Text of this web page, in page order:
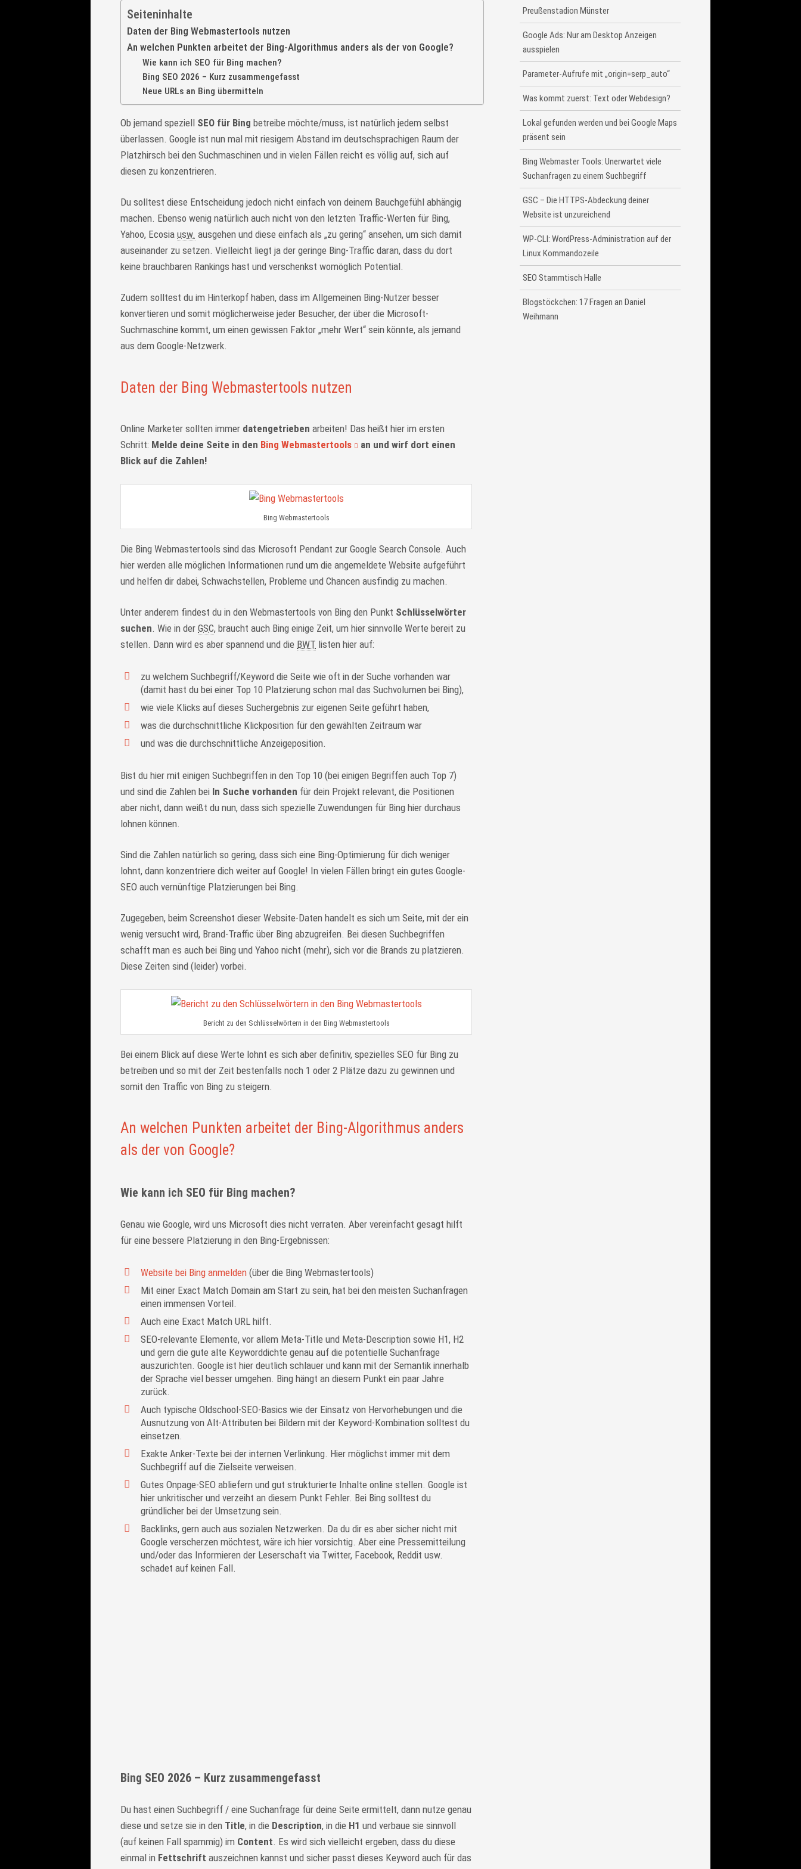
Seiteninhalte
Daten der Bing Webmastertools nutzen
An welchen Punkten arbeitet der Bing-Algorithmus anders als der von Google?
Wie kann ich SEO für Bing machen?
Bing SEO 2026 – Kurz zusammengefasst
Neue URLs an Bing übermitteln
Ob jemand speziell SEO für Bing betreibe möchte/muss, ist natürlich jedem selbst
überlassen. Google ist nun mal mit riesigem Abstand im deutschsprachigen Raum der
Platzhirsch bei den Suchmaschinen und in vielen Fällen reicht es völlig auf, sich auf
diesen zu konzentrieren.
Du solltest diese Entscheidung jedoch nicht einfach von deinem Bauchgefühl abhängig
machen. Ebenso wenig natürlich auch nicht von den letzten Traffic-Werten für Bing,
Yahoo, Ecosia usw. ausgehen und diese einfach als „zu gering“ ansehen, um sich damit
auseinander zu setzen. Vielleicht liegt ja der geringe Bing-Traffic daran, dass du dort
keine brauchbaren Rankings hast und verschenkst womöglich Potential.
Zudem solltest du im Hinterkopf haben, dass im Allgemeinen Bing-Nutzer besser
konvertieren und somit möglicherweise jeder Besucher, der über die Microsoft-
Suchmaschine kommt, um einen gewissen Faktor „mehr Wert“ sein könnte, als jemand
aus dem Google-Netzwerk.
Daten der Bing Webmastertools nutzen
Online Marketer sollten immer datengetrieben arbeiten! Das heißt hier im ersten
Schritt: Melde deine Seite in den Bing Webmastertools
an und wirf dort einen
Blick auf die Zahlen!
Bing Webmastertools
Die Bing Webmastertools sind das Microsoft Pendant zur Google Search Console. Auch
hier werden alle möglichen Informationen rund um die angemeldete Website aufgeführt
und helfen dir dabei, Schwachstellen, Probleme und Chancen ausfindig zu machen.
Unter anderem findest du in den Webmastertools von Bing den Punkt Schlüsselwörter
suchen. Wie in der GSC, braucht auch Bing einige Zeit, um hier sinnvolle Werte bereit zu
stellen. Dann wird es aber spannend und die BWT listen hier auf:
zu welchem Suchbegriff/Keyword die Seite wie oft in der Suche vorhanden war
(damit hast du bei einer Top 10 Platzierung schon mal das Suchvolumen bei Bing),
wie viele Klicks auf dieses Suchergebnis zur eigenen Seite geführt haben,
was die durchschnittliche Klickposition für den gewählten Zeitraum war
und was die durchschnittliche Anzeigeposition.
Bist du hier mit einigen Suchbegriffen in den Top 10 (bei einigen Begriffen auch Top 7)
und sind die Zahlen bei In Suche vorhanden für dein Projekt relevant, die Positionen
aber nicht, dann weißt du nun, dass sich spezielle Zuwendungen für Bing hier durchaus
lohnen können.
Sind die Zahlen natürlich so gering, dass sich eine Bing-Optimierung für dich weniger
lohnt, dann konzentriere dich weiter auf Google! In vielen Fällen bringt ein gutes Google-
SEO auch vernünftige Platzierungen bei Bing.
Zugegeben, beim Screenshot dieser Website-Daten handelt es sich um Seite, mit der ein
wenig versucht wird, Brand-Traffic über Bing abzugreifen. Bei diesen Suchbegriffen
schafft man es auch bei Bing und Yahoo nicht (mehr), sich vor die Brands zu platzieren.
Diese Zeiten sind (leider) vorbei.
Bericht zu den Schlüsselwörtern in den Bing Webmastertools
Bei einem Blick auf diese Werte lohnt es sich aber definitiv, spezielles SEO für Bing zu
betreiben und so mit der Zeit bestenfalls noch 1 oder 2 Plätze dazu zu gewinnen und
somit den Traffic von Bing zu steigern.
An welchen Punkten arbeitet der Bing-Algorithmus anders
als der von Google?
Wie kann ich SEO für Bing machen?
Genau wie Google, wird uns Microsoft dies nicht verraten. Aber vereinfacht gesagt hilft
für eine bessere Platzierung in den Bing-Ergebnissen:
Website bei Bing anmelden (über die Bing Webmastertools)
Mit einer Exact Match Domain am Start zu sein, hat bei den meisten Suchanfragen
einen immensen Vorteil.
Auch eine Exact Match URL hilft.
SEO-relevante Elemente, vor allem Meta-Title und Meta-Description sowie H1, H2
und gern die gute alte Keyworddichte genau auf die potentielle Suchanfrage
auszurichten. Google ist hier deutlich schlauer und kann mit der Semantik innerhalb
der Sprache viel besser umgehen. Bing hängt an diesem Punkt ein paar Jahre
zurück.
Auch typische Oldschool-SEO-Basics wie der Einsatz von Hervorhebungen und die
Ausnutzung von Alt-Attributen bei Bildern mit der Keyword-Kombination solltest du
einsetzen.
Exakte Anker-Texte bei der internen Verlinkung. Hier möglichst immer mit dem
Suchbegriff auf die Zielseite verweisen.
Gutes Onpage-SEO abliefern und gut strukturierte Inhalte online stellen. Google ist
hier unkritischer und verzeiht an diesem Punkt Fehler. Bei Bing solltest du
gründlicher bei der Umsetzung sein.
Backlinks, gern auch aus sozialen Netzwerken. Da du dir es aber sicher nicht mit
Google verscherzen möchtest, wäre ich hier vorsichtig. Aber eine Pressemitteilung
und/oder das Informieren der Leserschaft via Twitter, Facebook, Reddit usw.
schadet auf keinen Fall.
Bing SEO 2026 – Kurz zusammengefasst
Du hast einen Suchbegriff / eine Suchanfrage für deine Seite ermittelt, dann nutze genau
diese und setze sie in den Title, in die Description, in die H1 und verbaue sie sinnvoll
(auf keinen Fall spammig) im Content. Es wird sich vielleicht ergeben, dass du diese
einmal in Fettschrift auszeichnen kannst und sicher passt dieses Keyword auch für das
Preußenstadion Münster
Google Ads: Nur am Desktop Anzeigen
ausspielen
Parameter-Aufrufe mit „origin=serp_auto“
Was kommt zuerst: Text oder Webdesign?
Lokal gefunden werden und bei Google Maps
präsent sein
Bing Webmaster Tools: Unerwartet viele
Suchanfragen zu einem Suchbegriff
GSC – Die HTTPS-Abdeckung deiner
Website ist unzureichend
WP-CLI: WordPress-Administration auf der
Linux Kommandozeile
SEO Stammtisch Halle
Blogstöckchen: 17 Fragen an Daniel
Weihmann